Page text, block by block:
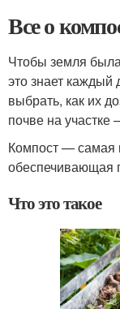
Все о
Чтобы земля
это знает каждый
выбрать, как их
почве на участке
Компост — самая
обеспечивающая
Что это такое